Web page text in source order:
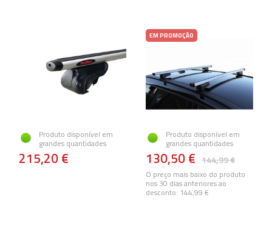
Produto disponível em
grandes quantidades
215,20 €
EM PROMOÇÃO
Produto disponível em
grandes quantidades
144,99 €
130,50 €
O preço mais baixo do produto
nos 30 dias anteriores ao
desconto: 144,99 €